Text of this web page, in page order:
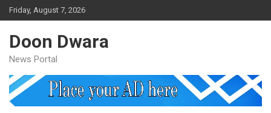
Skip
to
Friday, August 7, 2026
Doon Dwara
News Portal